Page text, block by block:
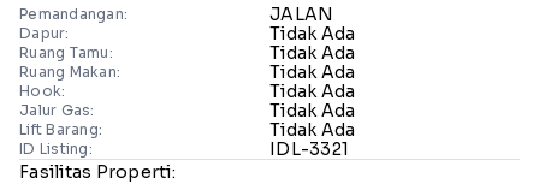
Pemandangan: JALAN
Dapur: Tidak Ada
Ruang Tamu: Tidak Ada
Ruang Makan: Tidak Ada
Hook: Tidak Ada
Jalur Gas: Tidak Ada
Lift Barang: Tidak Ada
ID Listing:
IDL-3321
Fasilitas Properti: